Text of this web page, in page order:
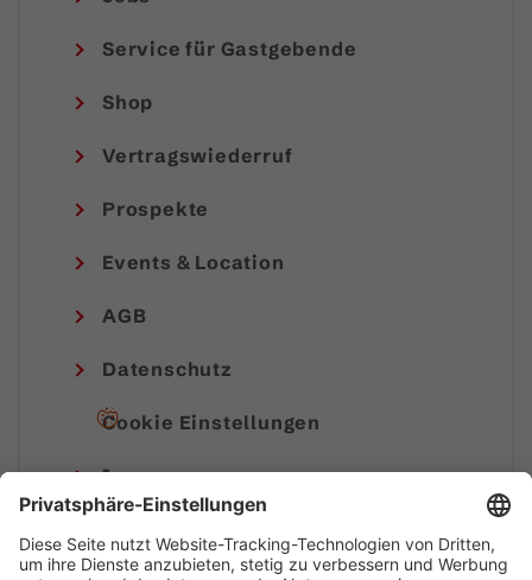
Service für Gastgebende
Shop
Vertragswiederruf
Prospekte
Events & Location
AGB
Datenschutz
Cookie Einstellungen
Impressum